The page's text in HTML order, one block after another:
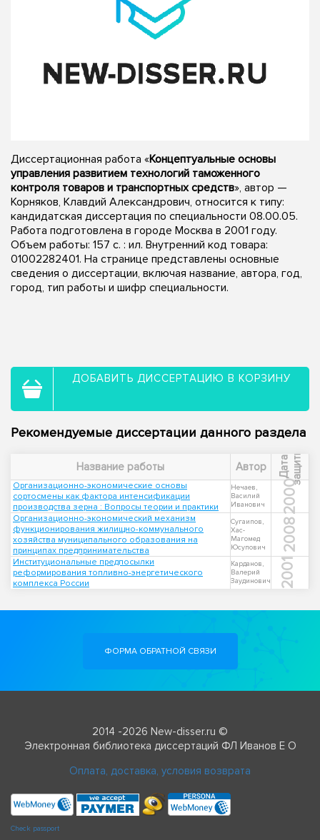
Диссертационная работа «Концептуальные основы
управления развитием технологий таможенного
контроля товаров и транспортных средств», автор —
Корняков, Клавдий Александрович, относится к типу:
кандидатская диссертация по специальности 08.00.05.
Работа подготовлена в городе Москва в 2001 году.
Объем работы: 157 с. : ил. Внутренний код товара:
01002282401. На странице представлены основные
сведения о диссертации, включая название, автора, год,
город, тип работы и шифр специальности.
ДОБАВИТЬ ДИССЕРТАЦИЮ В КОРЗИНУ
Рекомендуемые диссертации данного раздела
Название работы Автор Д
а
т
а
з
а
щ
и
т ы
Организационно-экономические основы
сортосмены как фактора интенсификации
производства зерна : Вопросы теории и практики
Нечаев,
Василий
Иванович
2000
Организационно-экономический механизм
функционирования жилищно-коммунального
хозяйства муниципального образования на
принципах предпринимательства
Сугаипов,
Хас-
Магомед
Юсупович
2008
Институциональные предпосылки
реформирования топливно-энергетического
комплекса России
Карданов,
Валерий
Заудинович
2001
ФОРМА ОБРАТНОЙ СВЯЗИ
2014 -2026 New-disser.ru ©
Электронная библиотека диссертаций ФЛ Иванов Е О
Оплата, доставка, условия возврата
Check passport